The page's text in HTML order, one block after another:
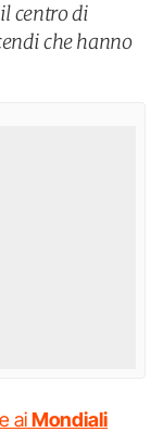
centro di
che hanno
aiMondiali